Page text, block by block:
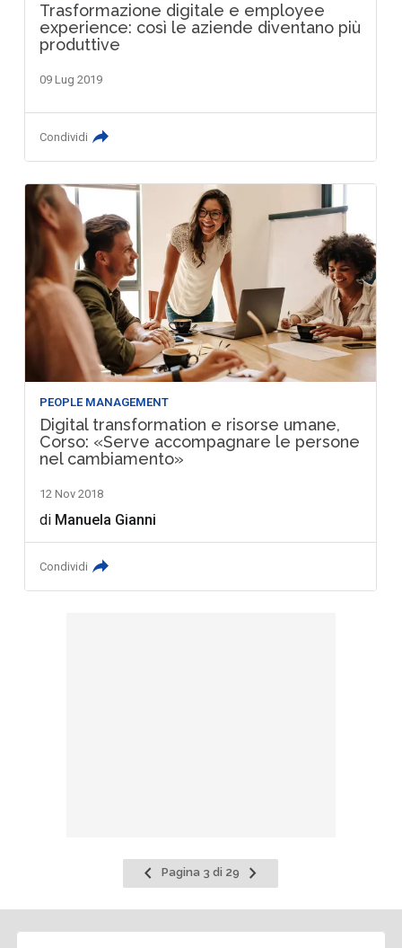
Trasformazione digitale e employee
experience: così le aziende diventano più
produttive
09 Lug 2019
Condividi
PEOPLE MANAGEMENT
Digital transformation e risorse umane,
Corso: «Serve accompagnare le persone
nel cambiamento»
12 Nov 2018
di Manuela Gianni
Condividi
Pagina
precedente
Pagina 3 di 29
Pagina
successiva